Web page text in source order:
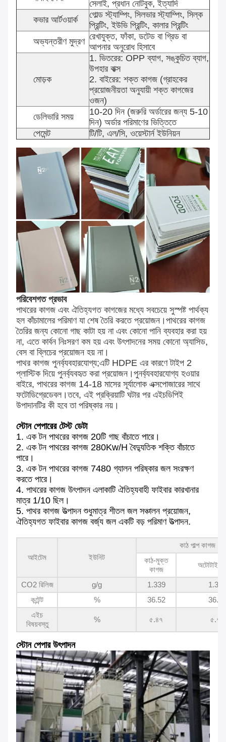
সেলাই, প্রধান নোটবুক, ইত্যাদি
কভার আর্টওয়ার্ক
গোল্ড স্ট্যাম্পিং, সিলভার স্ট্যাম্পিং, সিল্ক
প্রিন্টিং, ইউভি প্রিন্টিং, কালার প্রিন্টিং
অভ্যন্তরীণ মুদ্রণ রেখাযুক্ত, ফাঁকা, ডটেড বা গ্রিড বা
আপনার অনুরোধ হিসাবে
মোড়ক
1. ভিতরের: OPP ব্যাগ, সঙ্কুচিত ব্যাগ,
উপহার বাক্স
2. বাইরের: শক্ত কাগজ (গ্রাহকের
প্রয়োজনীয়তা অনুযায়ী শক্ত কাগজের
ওজন)
ডেলিভারি সময়
10-20 দিন (জরুরি অর্ডারের জন্য 5-10
দিন) অর্ডার পরিমাণের ভিত্তিতে
পেমেন্ট
টি/টি, এল/সি, ওয়েস্টার্ন ইউনিয়ন
পরিবেশগত প্রভাব
পাথরের কাগজ এবং ঐতিহ্যগত কাগজের মধ্যে সবচেয়ে সুস্পষ্ট পার্থক্য
হল কাঁচামালের পরিমাণ যা শেষ তৈরি করতে প্রয়োজন।পাথরের কাগজ
তৈরির জন্য কোনো গাছ কাটা হয় না এবং কোনো পানি ব্যবহার করা হয়
না, এতে কার্বন নিঃসরণ কম হয় এবং উৎপাদনের সময় কোনো অ্যাসিড,
বেস বা ব্লিচের প্রয়োজন হয় না।
পাথর কাগজ পুনর্ব্যবহারযোগ্য;এটি HDPE এর কারণে টাইপ 2
প্লাস্টিক দিয়ে পুনর্ব্যবহৃত করা প্রয়োজন।পুনর্ব্যবহারযোগ্য হওয়ার
বাইরে, পাথরের কাগজ 14-18 মাসের সূর্যালোক এক্সপোজারের সাথে
ফটোডিগ্রেডেবল।তবে, এই প্রক্রিয়াটি ঘটার পর এইচডিপিই
উপাদানটির কী হবে তা পরিষ্কার নয়।
স্টোন পেপারের টেস্ট ডেটা
1. এক টন পাথরের কাগজ 20টি গাছ বাঁচাতে পারে।
2. এক টন পাথরের কাগজ 280Kw/H বৈদ্যুতিক শক্তি বাঁচাতে
পারে।
3. এক টন পাথরের কাগজ 7480 গ্যালন পরিষ্কার জল সংরক্ষণ
করতে পারে।
4. পাথরের কাগজ উৎপাদন এলাকাটি ঐতিহ্যবাহী ফাইবার কারখানার
মাত্র 1/10 ছিল।
5. পাথর কাগজ উত্পাদন শুধুমাত্র শীতল জল সঞ্চালন প্রয়োজন,
ঐতিহ্যগত ফাইবার কাগজ বর্জ্য জল একটি বড় পরিমাণ উত্পাদন.
আইটেম ইউনিট
কাঠ পাল্প কাগজ
কাঠ-মুক্ত
কাগজ
অটোটাইপ
CO2 রিলিজ g/g 1.339
1.350
কন্টেন্ট
% 36.52
36.81
এইচ
বিষয়বস্তু
% ৫.৪৭ ৫.৭৪
স্টোন পেপার উৎপাদন